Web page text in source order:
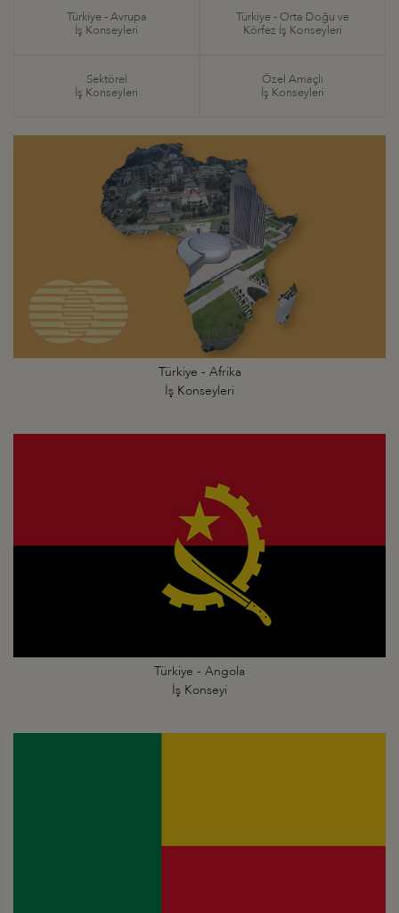
Türkiye - Avrupa
İş Konseyleri
Türkiye - Orta Doğu ve
Körfez İş Konseyleri
Sektörel
İş Konseyleri
Özel Amaçlı
İş Konseyleri
Türkiye - Afrika
İş Konseyleri
Türkiye - Angola
İş Konseyi